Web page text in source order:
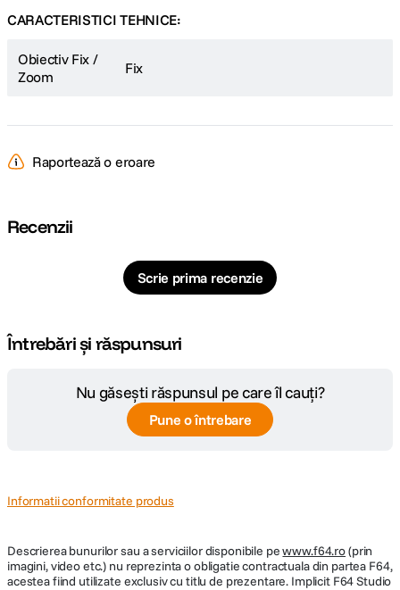
CARACTERISTICI TEHNICE:
Obiectiv Fix /
Zoom
Fix
Raportează o eroare
Recenzii
Scrie prima recenzie
Întrebări și răspunsuri
Nu găsești răspunsul pe care îl cauți?
Pune o întrebare
Informatii conformitate produs
Descrierea bunurilor sau a serviciilor disponibile pewww.f64.ro(prin
imagini, video etc.) nu reprezinta o obligatie contractuala din partea F64,
acestea fiind utilizate exclusiv cu titlu de prezentare. Implicit F64 Studio